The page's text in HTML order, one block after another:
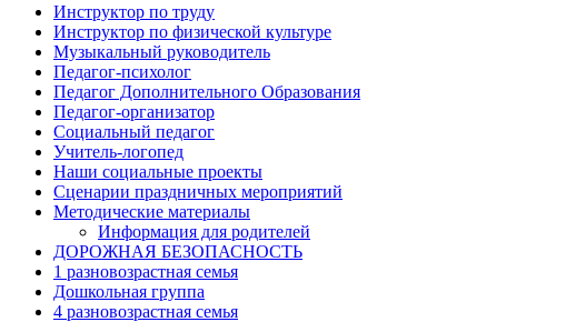
Инструктор по труду
Инструктор по физической культуре
Музыкальный руководитель
Педагог-психолог
Педагог Дополнительного Образования
Педагог-организатор
Социальный педагог
Учитель-логопед
Наши социальные проекты
Сценарии праздничных мероприятий
Методические материалы
Информация для родителей
ДОРОЖНАЯ БЕЗОПАСНОСТЬ
1 разновозрастная семья
Дошкольная группа
4 разновозрастная семья